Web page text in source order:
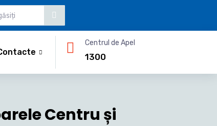
Centrul de Apel
1300
Centru și